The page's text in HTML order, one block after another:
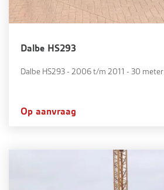
Dalbe HS293
Dalbe HS293 - 2006 t/m 2011 - 30 meter
Op aanvraag